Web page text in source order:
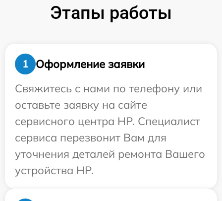
Этапы работы
1
Оформление заявки
Свяжитесь с нами по телефону или
оставьте заявку на сайте
сервисного центра HP. Специалист
сервиса перезвонит Вам для
уточнения деталей ремонта Вашего
устройства HP.